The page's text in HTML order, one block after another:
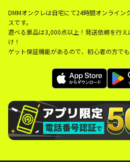
DMMオンクレは自宅にて24時間オンライン
スです。
遊べる景品は3,000点以上！発送依頼を行
け！
ゲット保証機能があるので、初心者の方でも